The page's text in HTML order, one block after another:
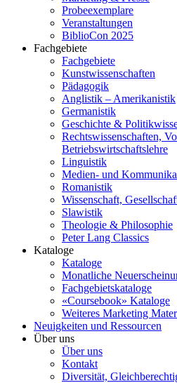
Probeexemplare
Veranstaltungen
BiblioCon 2025
Fachgebiete
Fachgebiete
Kunstwissenschaften
Pädagogik
Anglistik – Amerikanistik
Germanistik
Geschichte &
Rechtswissenschaften,
Betriebswirtschaftslehre
Linguistik
Medien- und
Romanistik
Wissenschaft,
Slawistik
Theologie & Philosophie
Peter Lang Classics
Kataloge
Kataloge
Monatliche
Fachgebietskataloge
«Coursebook» Kataloge
Weiteres Marketing
Neuigkeiten und Ressourcen
Über uns
Über uns
Kontakt
Diversität,